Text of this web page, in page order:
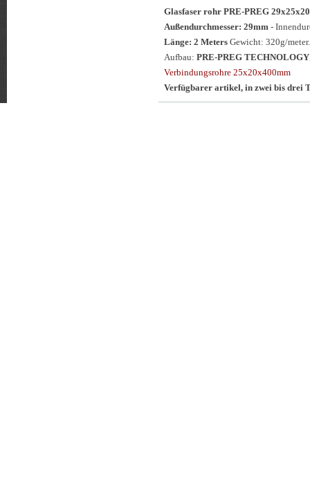
Glasfaser rohr PRE-PREG
Außendurchmesser: 29mm -
Länge: 2 Meters Gewicht: 320g/meter.
Aufbau: PRE-PREG TECHNOLOGY
Verbindungsrohre 25x20x400mm
Verfügbarer artikel, in zwei bis drei